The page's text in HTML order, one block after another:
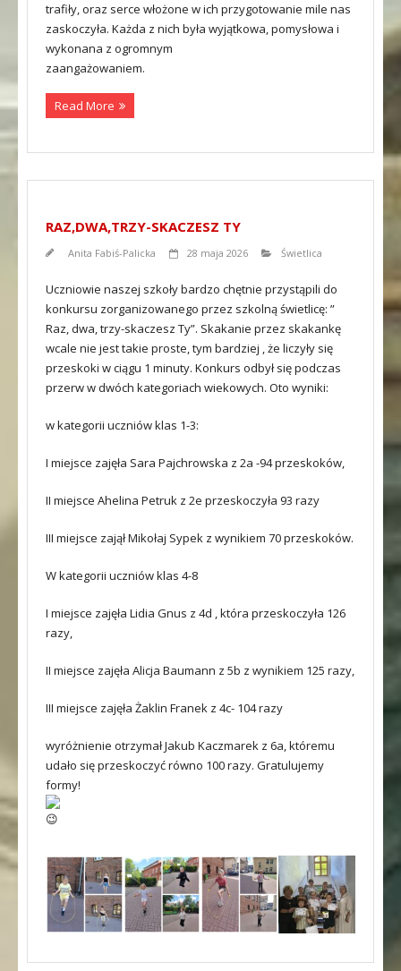
trafiły, oraz serce włożone w ich przygotowanie mile nas
zaskoczyła. Każda z nich była wyjątkowa, pomysłowa i
wykonana z ogromnym
zaangażowaniem.
Read More
RAZ,DWA,TRZY-SKACZESZ TY
Anita Fabiś-Palicka 28 maja 2026 Świetlica
Uczniowie naszej szkoły bardzo chętnie przystąpili do
konkursu zorganizowanego przez szkolną świetlicę: ”
Raz, dwa, trzy-skaczesz Ty”. Skakanie przez skakankę
wcale nie jest takie proste, tym bardziej , że liczyły się
przeskoki w ciągu 1 minuty. Konkurs odbył się podczas
przerw w dwóch kategoriach wiekowych. Oto wyniki:
w kategorii uczniów klas 1-3:
I miejsce zajęła Sara Pajchrowska z 2a -94 przeskoków,
II miejsce Ahelina Petruk z 2e przeskoczyła 93 razy
III miejsce zajął Mikołaj Sypek z wynikiem 70 przeskoków.
W kategorii uczniów klas 4-8
I miejsce zajęła Lidia Gnus z 4d , która przeskoczyła 126
razy,
II miejsce zajęła Alicja Baumann z 5b z wynikiem 125 razy,
III miejsce zajęła Żaklin Franek z 4c- 104 razy
wyróżnienie otrzymał Jakub Kaczmarek z 6a, któremu
udało się przeskoczyć równo 100 razy. Gratulujemy
formy!